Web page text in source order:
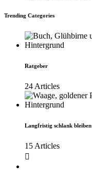
Trending Categories
Ratgeber
24 Articles
Langfristig schlank bleiben
15 Articles